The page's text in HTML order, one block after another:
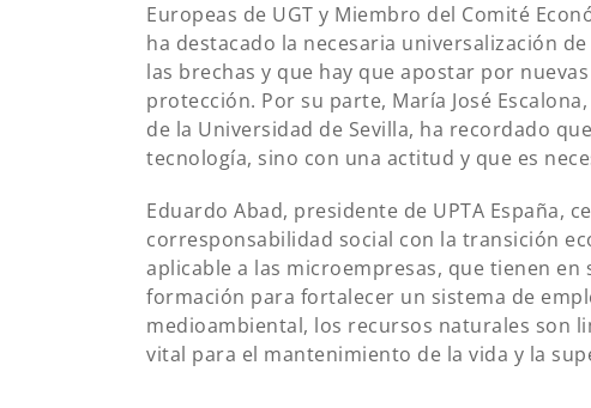
Europeas de UGT y Miembro del Comité
ha destacado la necesaria universalización
las brechas y que hay que apostar por
protección. Por su parte, María José
de la Universidad de Sevilla, ha recordado
tecnología, sino con una actitud y que es
Eduardo Abad, presidente de UPTA España,
corresponsabilidad social con la transición
aplicable a las microempresas, que tienen
formación para fortalecer un sistema de
medioambiental, los recursos naturales son
vital para el mantenimiento de la vida y la